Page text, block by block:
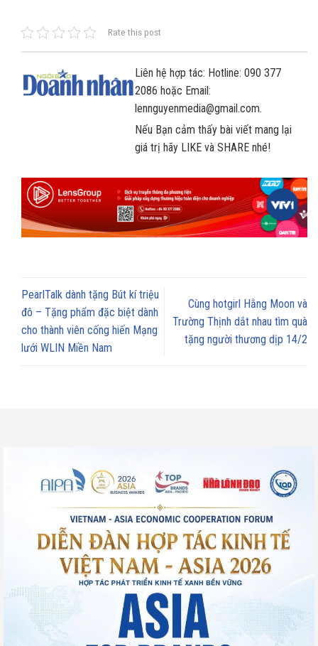
Rate this post
Liên hệ hợp tác: Hotline: 090 377
2086 hoặc Email:
lennguyenmedia@gmail.com.
Nếu Bạn cảm thấy bài viết mang lại
giá trị hãy LIKE và SHARE nhé!
PearlTalk dành tặng Bút kí triệu
đô – Tặng phẩm đặc biệt dành
cho thành viên cống hiến Mạng
lưới WLIN Miền Nam
Cùng hotgirl Hằng Moon và
Trường Thịnh dắt nhau tìm quà
tặng người thương dịp 14/2